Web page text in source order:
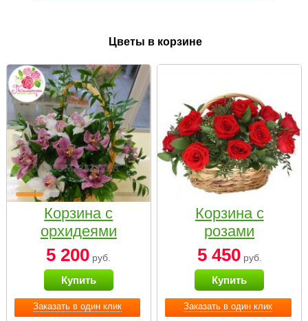
Цветы в корзине
Заказать в один клик
Корзина с
орхидеями
малая
5 200 руб.
Купить
Заказать в один клик
Корзина с
розами
«Красный
Париж»
5 450руб.
Купить